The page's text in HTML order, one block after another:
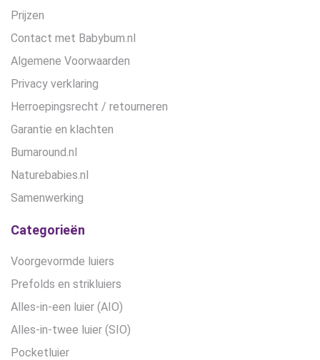
Prijzen
Contact met Babybum.nl
Algemene Voorwaarden
Privacy verklaring
Herroepingsrecht / retourneren
Garantie en klachten
Bumaround.nl
Naturebabies.nl
Samenwerking
Categorieën
Voorgevormde luiers
Prefolds en strikluiers
Alles-in-een luier (AIO)
Alles-in-twee luier (SIO)
Pocketluier